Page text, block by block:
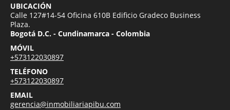
UBICACIÓN
Calle 127#14-54 Oficina 610B Edificio Gradeco Business
Plaza.
Bogotá D.C. - Cundinamarca - Colombia
MÓVIL
+573122030897
TELÉFONO
+573122030897
EMAIL
gerencia@inmobiliariapibu.com